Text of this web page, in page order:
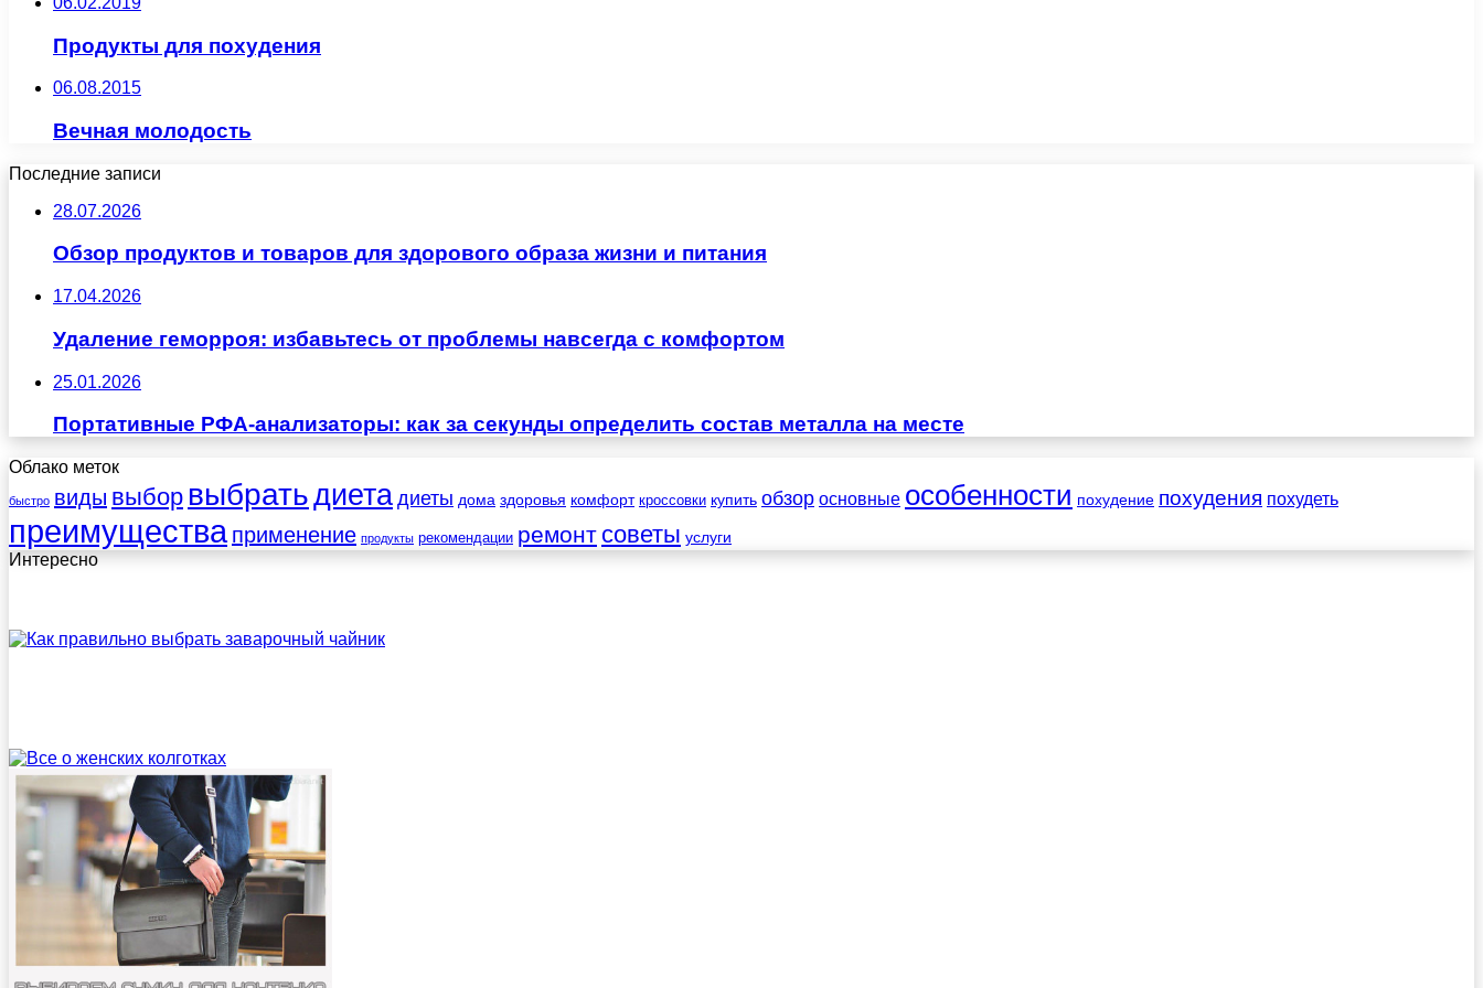
Продукты для похудения
06.08.2015
Вечная молодость
Последние записи
28.07.2026
Обзор продуктов и товаров для здорового образа жизни и питания
17.04.2026
Удаление геморроя: избавьтесь от проблемы навсегда с комфортом
25.01.2026
Портативные РФА-анализаторы: как за секунды определить состав металла на месте
Облако меток
быстро виды выбор выбратьдиета диеты дома здоровья комфорт кроссовки купить обзор основные особенности похудение похудения похудеть
преимущества применение продукты рекомендации ремонт советы услуги
Интересно